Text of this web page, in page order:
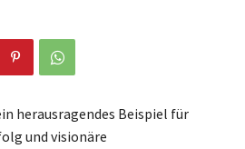
herausragendes Beispiel für
und visionäre